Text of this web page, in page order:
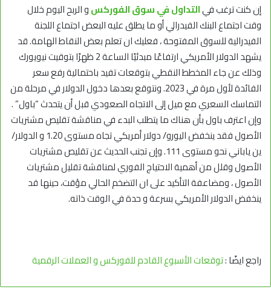
إن كنت ترغب فيالتداول في سوق الفوركسو الربح اليوم خلال
وقت اجتماع البنك الفيدرالي أو ما يطلق عليه البعض اجتماع اللجنة
الفيدرالية للسوق المفتوحة ، فعليك ان تعلم بعض النقاط الهامة. قد
يشهد الدولار الأمريكي ارتفاعًا مبدئيًا الساعة 2 ظهرًا بتوقيت نيويورك
وذلك عن جاء المخطط النقطي بتوقعات تفيد باحتمالية رفع سعر
الفائدة لأول مرة في 2023. ونتوقع بعدها دخول الدولار في مرحلة من
التماسك السعري مع ميل إلى الاتجاه الصعودي قبل أن يتحدث “باول” .
وإن اعترف باول بأن هناك ما يتطلب البدء في مناقشة تقليص مشتريات
الأصول فقد ينخفض اليورو/ دولار أمريكي تجاه مستوى 1.20 و الدولار/
ين ياباني نحو مستوى 111. وإن تجنب الحديث عن تقليص مشتريات
الأصول وقلل من أهمية الاحتياج الفوري لمناقشة تقليل مشتريات
الأصول ، ومضاعفة التأكيد على ان التضخم الحالي مؤقت، حينها قد
ينخفض الدولار الأمريكي بسرعة و حدة في الوقت ذاته.
راجع ايضًا :توقعات الأسبوع القادم للفوركس و العملات الرقمية